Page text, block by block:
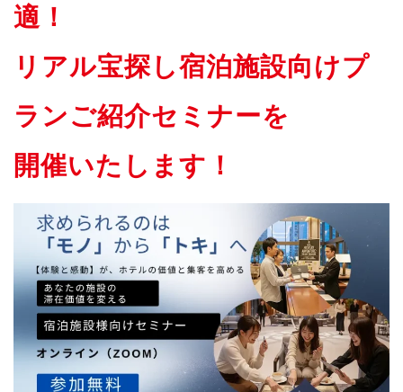
適！
リアル宝探し宿泊施設向けプ
ランご紹介セミナーを
開催いたします！